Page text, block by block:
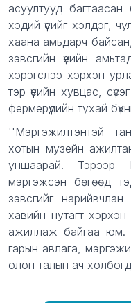
асуултууд
хэдий үеийг хэлдэг,
хаана амьдарч
зэвсгийн үеийн
хэрэгслээ хэрхэн
тэр үеийн хувцас,
фермерүүдийн тухай
''Мэргэжилтэнтэй
хотын музейн
уншаарай. Тэрээр
мэргэжсэн бөгөөд
зэвсгийг
хавийн нутагт хэрхэн
ажиллаж байгаа юм.
гарын авлага,
олон талын ач